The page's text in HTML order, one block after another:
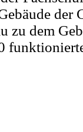
der
zu dem